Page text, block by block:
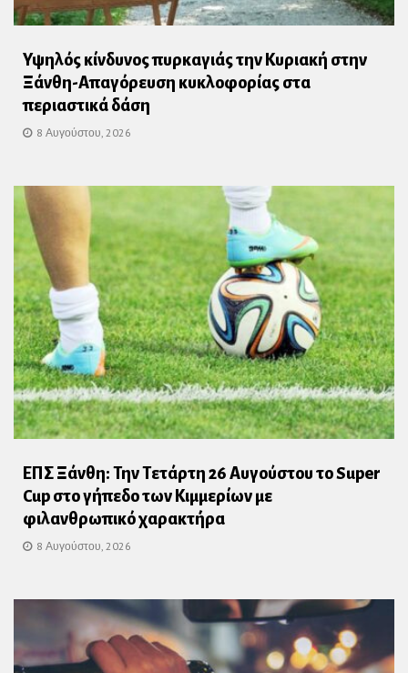
Υψηλός κίνδυνος πυρκαγιάς την Κυριακή στην
Ξάνθη-Απαγόρευση κυκλοφορίας στα
περιαστικά δάση
8 Αυγούστου, 2026
ΕΠΣ Ξάνθη: Την Τετάρτη 26 Αυγούστου το Super
Cup στο γήπεδο των Κιμμερίων με
φιλανθρωπικό χαρακτήρα
8 Αυγούστου, 2026